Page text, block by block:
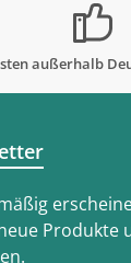
außerhalb
Produkte